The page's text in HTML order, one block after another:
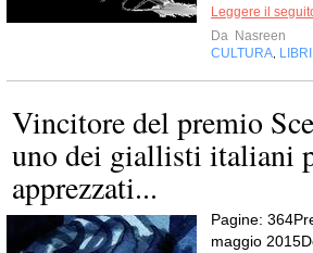
Leggere il
Da Nasreen
CULTURA, LIBRI
Vincitore del premio
uno dei giallisti italiani
apprezzati...
Pagine:
maggio